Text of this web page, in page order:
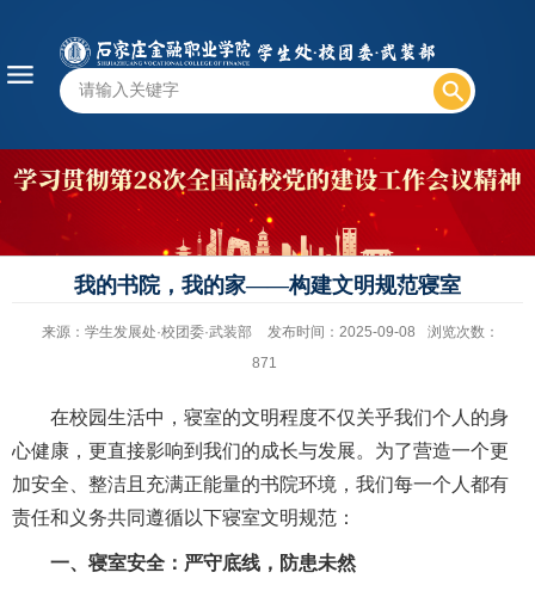
我的书院，我的家——构建文明规范寝室
来源：学生发展处·校团委·武装部 发布时间：2025-09-08
浏览次数：
871
在校园生活中，寝室的文明程度不仅关乎我们个人的身
心健康，更直接影响到我们的成长与发展。为了营造一个更
加安全、整洁且充满正能量的书院环境，我们每一个人都有
责任和义务共同遵循以下寝室文明规范：
一、寝室安全：严守底线，防患未然